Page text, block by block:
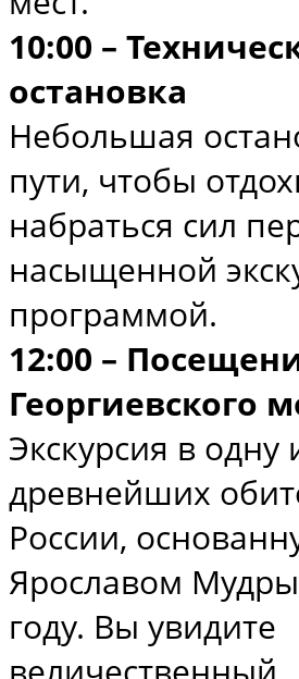
10:00 –
остановка
Небольшая
пути, чтобы
набраться сил
насыщенной
программой.
12:00 –
Георгиевского
Экскурсия в одну
древнейших
России,
Ярославом
году. Вы увидите